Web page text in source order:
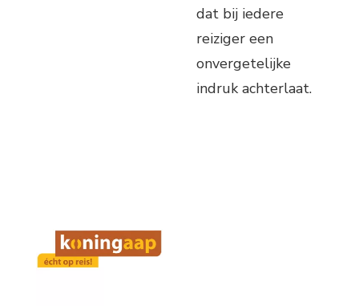
dat bij iedere
reiziger een
onvergetelijke
indruk achterlaat.